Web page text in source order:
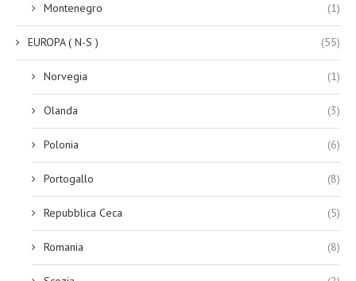
Montenegro (1)
EUROPA ( N-S ) (55)
Norvegia (1)
Olanda (3)
Polonia (6)
Portogallo (8)
Repubblica Ceca (5)
Romania (8)